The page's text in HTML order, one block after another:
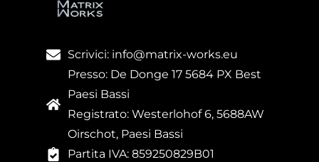
Scrivici: info@matrix-works.eu
Presso: De Donge 17 5684 PX Best
Paesi Bassi
Registrato: Westerlohof 6, 5688AW
Oirschot, Paesi Bassi
Partita IVA: 859250829B01